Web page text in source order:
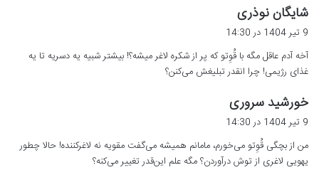
شایگان نوذری
ف
:
9 تیر 1404 در 14:30
آخه آدم عاقل مگه با قُوِتو که پر از شکره لاغر میشه؟! بیشتر شبیه یه دسریه تا یه
غذای رژیمی! چرا انقدر تبلیغش می‌کنن؟
خورشید سروری
ف
:
9 تیر 1404 در 14:30
من از بچگی قُوِتو می‌خورم، مامانم همیشه می‌گفت مقویه نه لاغرکننده! حالا چطور
یهویی لاغری از توش درآوردن؟ مگه علم این‌قدر تغییر می‌کنه؟